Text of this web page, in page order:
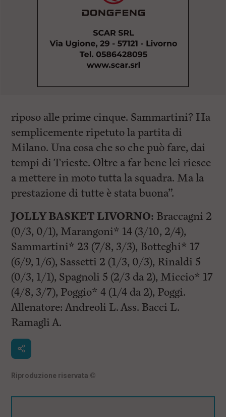
riposo alle prime cinque. Sammartini? Ha
semplicemente ripetuto la partita di
Milano. Una cosa che so che può fare, dai
tempi di Trieste. Oltre a far bene lei riesce
a mettere in moto tutta la squadra. Ma la
prestazione di tutte è stata buona”.
JOLLY BASKET LIVORNO: Braccagni 2
(0/3, 0/1), Marangoni* 14 (3/10, 2/4),
Sammartini* 23 (7/8, 3/3), Botteghi* 17
(6/9, 1/6), Sassetti 2 (1/3, 0/3), Rinaldi 5
(0/3, 1/1), Spagnoli 5 (2/3 da 2), Miccio* 17
(4/8, 3/7), Poggio* 4 (1/4 da 2), Poggi.
Allenatore: Andreoli L. Ass. Bacci L.
Ramagli A.
Riproduzione riservata ©